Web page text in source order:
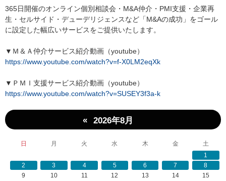
365日開催のオンライン個別相談会・M&A仲介・PMI支援・企業再
生・セルサイド・デューデリジェンスなど「M&Aの成功」をゴール
に設定した幅広いサービスをご提供いたします。
▼Ｍ＆Ａ仲介サービス紹介動画（youtube）
https://www.youtube.com/watch?v=f-X0LM2eqXk
▼ＰＭＩ支援サービス紹介動画（youtube）
https://www.youtube.com/watch?v=SUSEY3f3a-k
« 2026年8月
日 月 火 水 木 金
土
1
2
3 4 5 6 7
8
9
10 11 12 13 14
15